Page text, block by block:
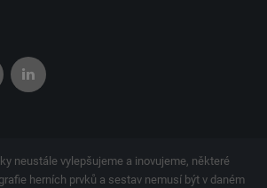
neustále vylepšujeme a inovujeme, některé
herních prvků a sestav nemusí být v daném